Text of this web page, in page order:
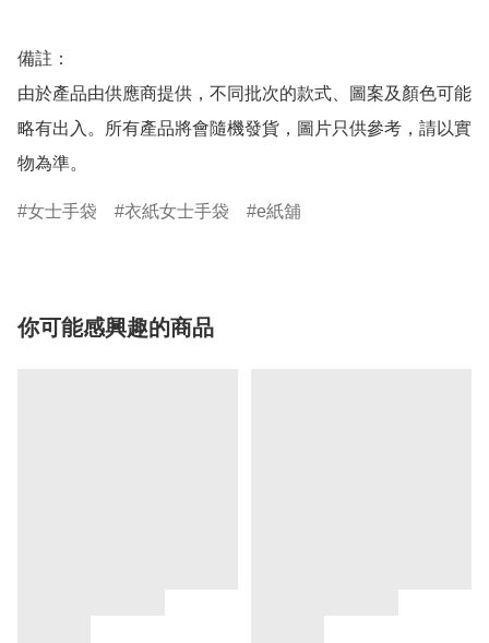
備註：
由於產品由供應商提供，不同批次的款式、圖案及顏色可能
略有出入。所有產品將會隨機發貨，圖片只供參考，請以實
物為準。
女士手袋 衣紙女士手袋 e紙舖
你可能感興趣的商品